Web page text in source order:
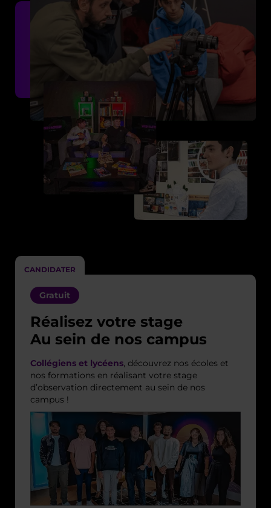
CANDIDATER
Gratuit
Réalisez votre stage
Au sein de nos campus
Collégiens et lycéens, découvrez nos écoles et
nos formations en réalisant votre stage
d’observation directement au sein de nos
campus !